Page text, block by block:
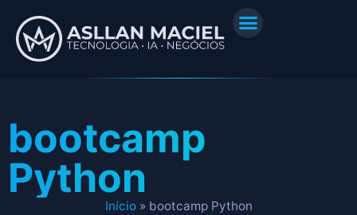
bootcamp
Python
Início» bootcamp Python